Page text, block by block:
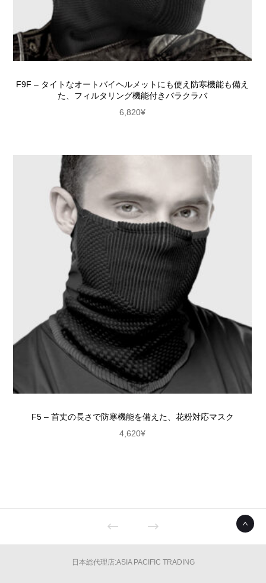
F9F – タイトなオートバイヘルメットにも使え防寒機能も備え
た、フィルタリング機能付きバラクラバ
6,820¥
F5 – 首丈の長さで防寒機能を備えた、花粉対応マスク
4,620¥
日本総代理店:ASIA PACIFIC TRADING